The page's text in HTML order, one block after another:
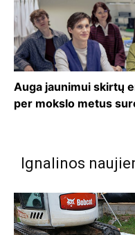
Auga jaunimui skirtų
per mokslo metus
Ignalinos